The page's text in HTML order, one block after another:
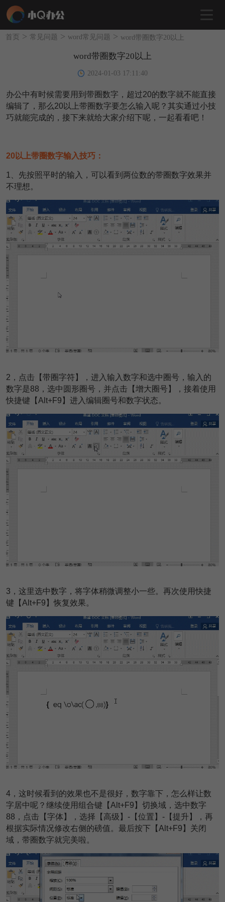
首页 > 常见问题 > word常见问题 > word带圈数字20以上
word带圈数字20以上
2024-01-03 17:11:40
办公中有时候需要用到带圈数字，超过20的数字就不能直接
编辑了，那么20以上带圈数字要怎么输入呢？其实通过小技
巧就能完成的，接下来就给大家介绍下呢，一起看看吧！
20以上带圈数字输入技巧：
1
、先按照平时的输入，可以看到两位数的带圈数字效果并
不理想。
2 ，点击【带圈字符】，进入输入数字和选中圈号，输入的
数字是88，选中圆形圈号，并点击【增大圈号】，接着使用
快捷键【Alt+F9】进入编辑圈号和数字状态。
3 ，这里选中数字，将字体稍微调整小一些。再次使用快捷
键【Alt+F9】恢复效果。
4，这时候看到的效果也不是很好，数字靠下，怎么样让数
字居中呢？继续使用组合键【Alt+F9】切换域，选中数字
88，点击【字体】，选择【高级】-【位置】-【提升】，再
根据实际情况修改右侧的磅值。最后按下【Alt+F9】关闭
域，带圈数字就完美啦。